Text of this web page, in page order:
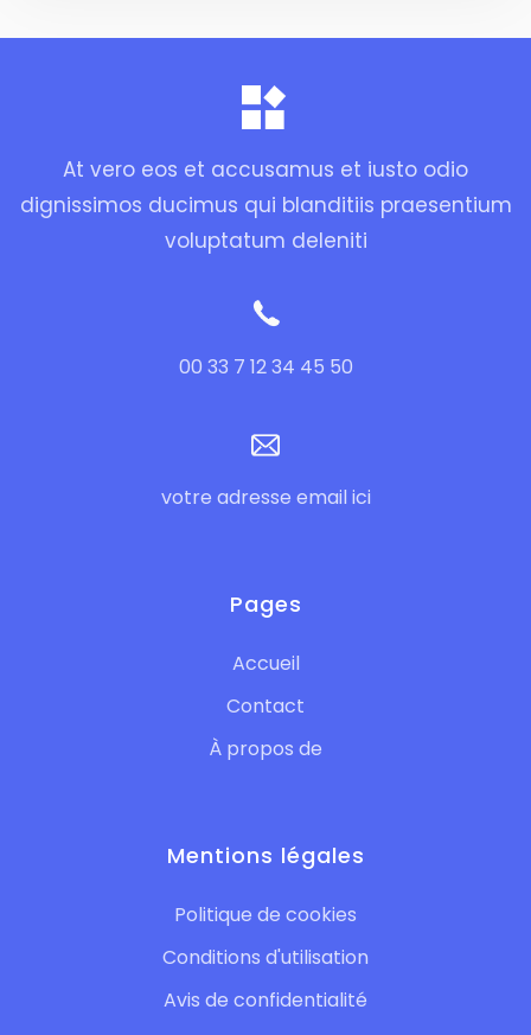
At vero eos et accusamus et iusto odio
dignissimos ducimus qui blanditiis praesentium
voluptatum deleniti
00 33 7 12 34 45 50
votre adresse email ici
Pages
Accueil
Contact
À propos de
Mentions légales
Politique de cookies
Conditions d'utilisation
Avis de confidentialité